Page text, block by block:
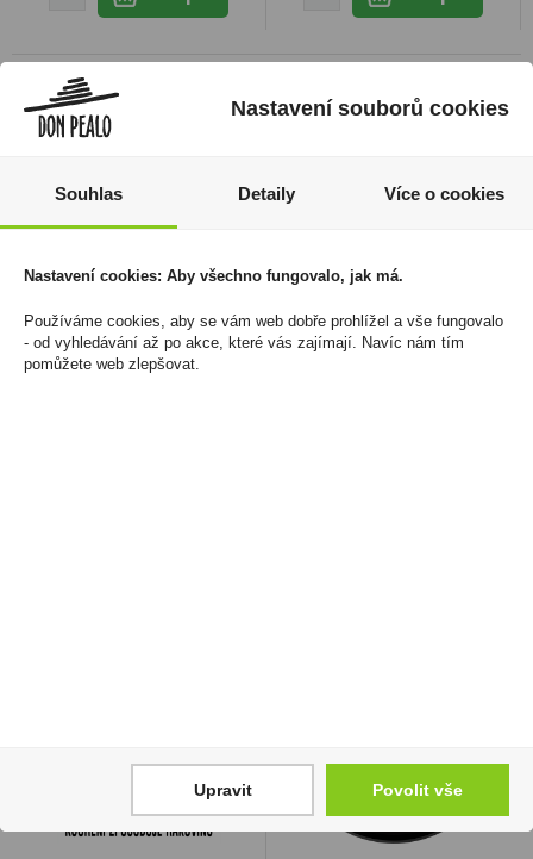
Chambord 0,5l 16,5%
489 Kč
Godet V.S. Classique
Nastavení souborů cookies
Souhlas Detaily Více o cookies
Nastavení cookies: Aby všechno fungovalo, jak má.
Používáme cookies, aby se vám web dobře prohlížel a vše fungovalo
- od vyhledávání až po akce, které vás zajímají. Navíc nám tím
pomůžete web zlepšovat.
Upravit Povolit vše